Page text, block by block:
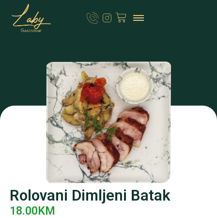
Rolovani Dimljeni Batak
18.00KM